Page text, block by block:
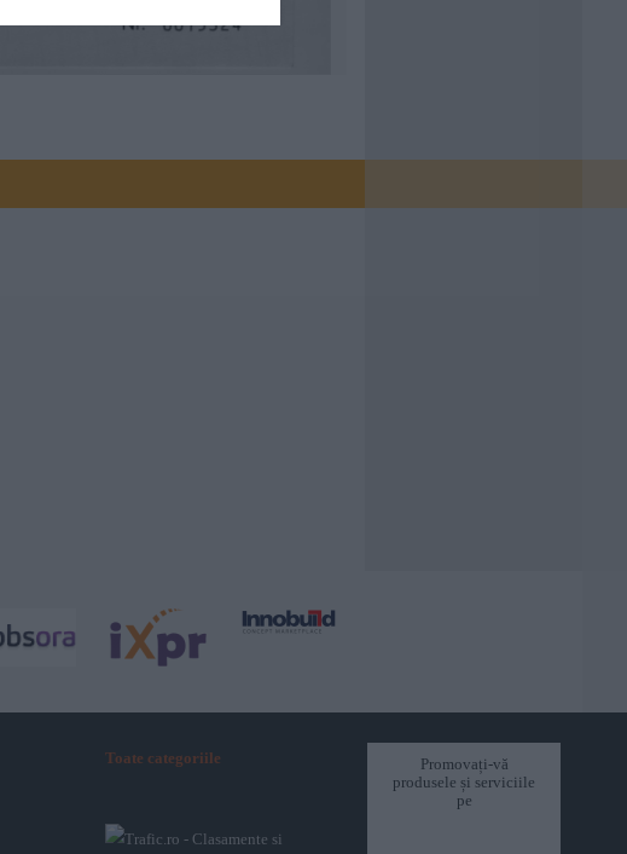
Toate categoriile
Promovați-vă
produsele și serviciile
pe